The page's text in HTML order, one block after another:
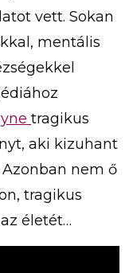
vett. Sokan
mentális
tragikus
aki kizuhant
nem ő
tragikus
életét…